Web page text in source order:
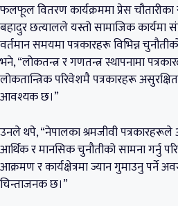
फलफूल वितरण कार्यक्रममा प्रेस चौतारीका
बहादुर छत्यालले यस्तो सामाजिक कार्यमा
वर्तमान समयमा पत्रकारहरू विभिन्न
भने, “लोकतन्त्र र गणतन्त्र स्थापनामा
लोकतान्त्रिक परिवेशमै पत्रकारहरू
आवश्यक छ।”
उनले थपे, “नेपालका श्रमजीवी
आर्थिक र मानसिक चुनौतीको सामना गर्नु
आक्रमण र कार्यक्षेत्रमा ज्यान गुमाउनु
चिन्ताजनक छ।”